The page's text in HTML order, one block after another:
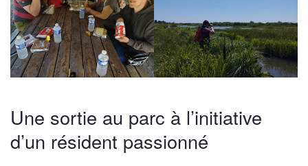
Une sortie au parc à l’initiative
d’un résident passionné